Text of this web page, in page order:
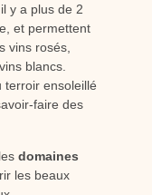
y a plus de 2
et permettent
vins rosés,
blancs.
terroir ensoleillé
faire des
domaines
les beaux